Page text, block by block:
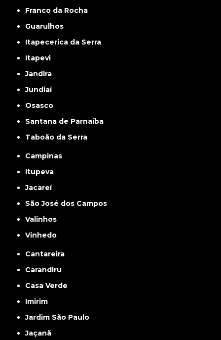
Franco da Rocha
Guarulhos
Itapecerica da Serra
Itapevi
Jandira
Jundiaí
Osasco
Santana de Parnaíba
Taboão da Serra
Campinas
Itupeva
Jacareí
São José dos Campos
Valinhos
Vinhedo
Cantareira
Carandiru
Casa Verde
Imirim
Jardim São Paulo
Jaçanã